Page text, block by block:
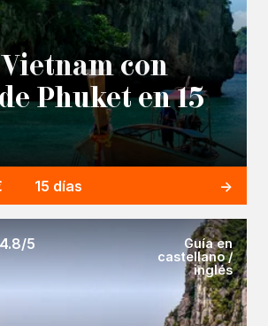
con
Phuket en 15
15 días
4.8/5
Guía en
castellano /
inglés